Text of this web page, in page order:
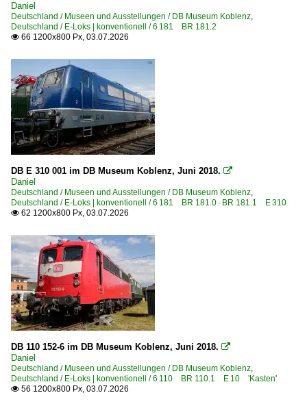
1 211 BR 211 DB V 100.10 Private
1 212 BR 212 DB V 100.20
1 212 BR 212 DB V 100.20 Private
1 215 BR 215 DB V 163
1 215 BR 215 DB V 163 Private
1 216 BR 216 DB V 160
1 216 BR 216 DB V 160 Vorserie 'Lollo'
1 218 BR 218
1 218 BR 218 Lokportraits
1 218 BR 218 Private
1 219 BR 219 DR 119 'U-Boot'
1 220 BR 220 DB V 200.0
1 225 BR 225 Umbau BR 215 Private
1 228 BR 228 · DR 118 DR V 180
1 261 BR 261 · BR 260 ·Gravita 10 BB·
Daniel
Deutschland / Museen und Ausstellungen / DB Museum Koblenz,
Deutschland / E-Loks | konventionell / 6 181 BR 181.2
 66 1200x800 Px, 03.07.2026
DB E 310 001 im DB Museum Koblenz, Juni 2018. 
Daniel
Deutschland / Museen und Ausstellungen / DB Museum Koblenz,
Deutschland / E-Loks | konventionell / 6 181 BR 181.0 · BR 181.1 E 310
 62 1200x800 Px, 03.07.2026
DB 110 152-6 im DB Museum Koblenz, Juni 2018. 
Daniel
Deutschland / Museen und Ausstellungen / DB Museum Koblenz,
Deutschland / E-Loks | konventionell / 6 110 BR 110.1 E 10 'Kasten'
 56 1200x800 Px, 03.07.2026